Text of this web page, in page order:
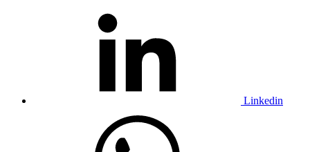
Linkedin